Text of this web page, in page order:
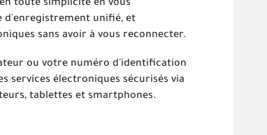
toute simplicité en vous
d'enregistrement unifié, et
sans avoir à vous reconnecter.
ou votre numéro d'identification
services électroniques sécurisés via
tablettes et smartphones.